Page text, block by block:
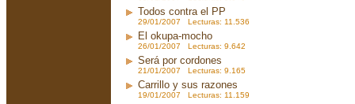
Todos contra el PP
29/01/2007 Lecturas: 11.536
El okupa-mocho
26/01/2007 Lecturas: 9.642
Será por cordones
21/01/2007 Lecturas: 9.165
Carrillo y sus razones
19/01/2007 Lecturas: 11.159